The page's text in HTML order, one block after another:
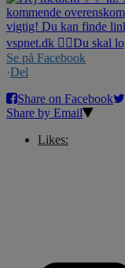
Se på Facebook
·Del
Share on Facebook
Share by Email
Likes: